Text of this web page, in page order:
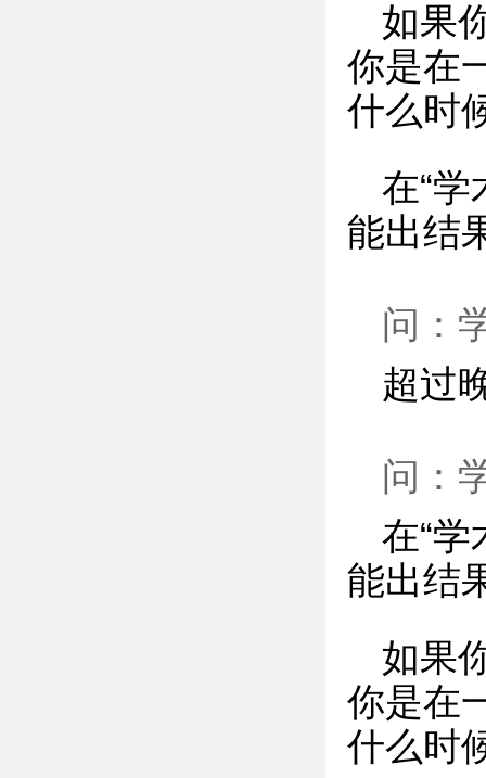
如果
你是在
什么时
在“
能出结
问：
超过
问：
在“
能出结
如果
你是在
什么时